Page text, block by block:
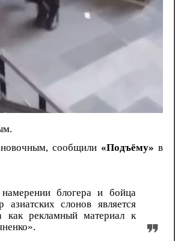
сообщили «Подъёму» в
блогера и бойца
слонов является
как рекламный материал к